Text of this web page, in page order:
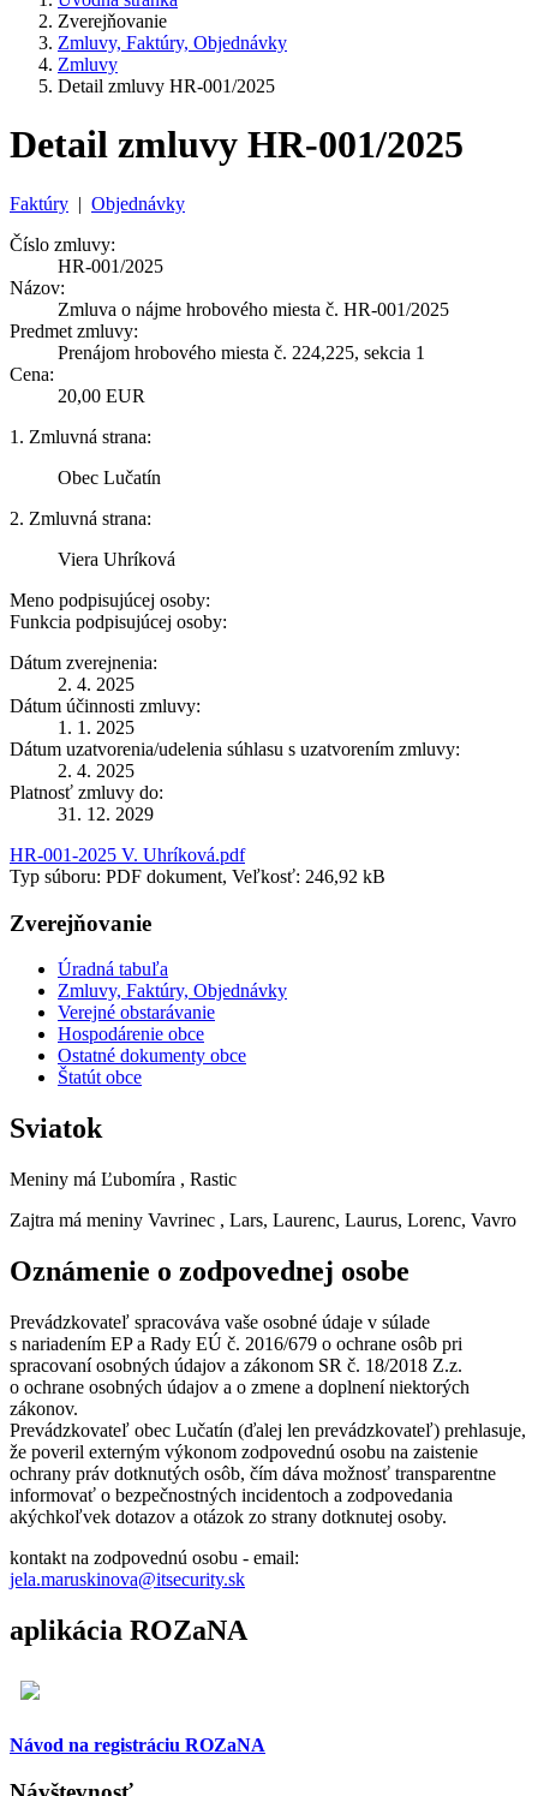
Zverejňovanie
Zmluvy, Faktúry, Objednávky
Zmluvy
Detail zmluvy HR-001/2025
Detail zmluvy HR-001/2025
Faktúry | Objednávky
Číslo zmluvy:
HR-001/2025
Názov:
Zmluva o nájme hrobového miesta č. HR-001/2025
Predmet zmluvy:
Prenájom hrobového miesta č. 224,225, sekcia 1
Cena:
20,00 EUR
1. Zmluvná strana:
Obec Lučatín
2. Zmluvná strana:
Viera Uhríková
Meno podpisujúcej osoby:
Funkcia podpisujúcej osoby:
Dátum zverejnenia:
2. 4. 2025
Dátum účinnosti zmluvy:
1. 1. 2025
Dátum uzatvorenia/udelenia súhlasu s uzatvorením zmluvy:
2. 4. 2025
Platnosť zmluvy do:
31. 12. 2029
HR-001-2025 V. Uhríková.pdf
Typ súboru: PDF dokument, Veľkosť: 246,92 kB
Zverejňovanie
Úradná tabuľa
Zmluvy, Faktúry, Objednávky
Verejné obstarávanie
Hospodárenie obce
Ostatné dokumenty obce
Štatút obce
Sviatok
Meniny má Ľubomíra , Rastic
Zajtra má meniny Vavrinec , Lars, Laurenc, Laurus, Lorenc, Vavro
Oznámenie o zodpovednej osobe
Prevádzkovateľ spracováva vaše osobné údaje v súlade
s nariadením EP a Rady EÚ č. 2016/679 o ochrane osôb pri
spracovaní osobných údajov a zákonom SR č. 18/2018 Z.z.
o ochrane osobných údajov a o zmene a doplnení niektorých
zákonov.
Prevádzkovateľ obec Lučatín (ďalej len prevádzkovateľ) prehlasuje,
že poveril externým výkonom zodpovednú osobu na zaistenie
ochrany práv dotknutých osôb, čím dáva možnosť transparentne
informovať o bezpečnostných incidentoch a zodpovedania
akýchkoľvek dotazov a otázok zo strany dotknutej osoby.
kontakt na zodpovednú osobu - email:
jela.maruskinova@itsecurity.sk
aplikácia ROZaNA
Návod na registráciu ROZaNA